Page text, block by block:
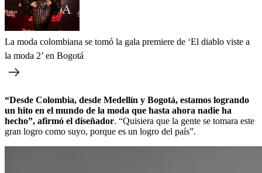
La moda colombiana se tomó la gala premiere de ‘El diablo viste a
la moda 2’ en Bogotá
“Desde Colombia, desde Medellín y Bogotá, estamos logrando
un hito en el mundo de la moda que hasta ahora nadie ha
hecho”, afirmó el diseñador. “Quisiera que la gente se tomara este
gran logro como suyo, porque es un logro del país”.